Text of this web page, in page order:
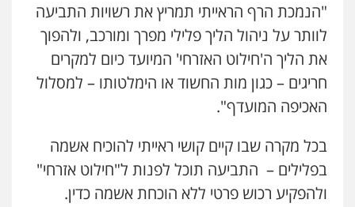
"הנמכת הרף הראייתי תמריץ את רשויות התביעה
לוותר על ניהול הליך פלילי מפרך ומורכב, ולהפוך
את הליך ה'חילוט האזרחי' המיועד כיום למקרים
חריגים – כגון מות החשוד או הימלטותו – למסלול
האכיפה המועדף".
בכל מקרה שבו קיים קושי ראייתי להוכיח אשמה
בפלילים – התביעה תוכל לפנות ל"חילוט אזרחי"
ולהפקיע רכוש פרטי ללא הוכחת אשמה כדין.